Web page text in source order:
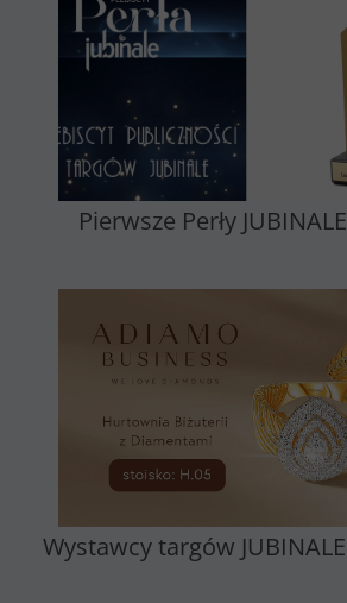
Pierwsze Perły
Wystawcy targów